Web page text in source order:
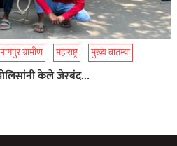
नागपुर ग्रामीण महाराष्ट्र मुख्य बातम्या
केले जेरबंद…